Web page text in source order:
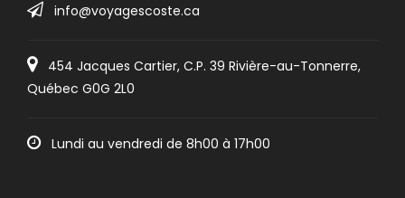
info@voyagescoste.ca
454 Jacques Cartier, C.P. 39 Rivière-au-Tonnerre,
Québec G0G 2L0
Lundi au vendredi de 8h00 à 17h00